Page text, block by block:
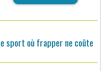
sport où frapper ne coûte